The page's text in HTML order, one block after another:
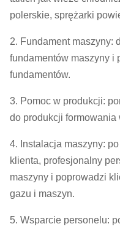
polerskie, sprężarki
2. Fundament maszyny:
fundamentów maszyny i
fundamentów.
3. Pomoc w produkcji:
do produkcji formowania
4. Instalacja maszyny:
klienta, profesjonalny
maszyny i poprowadzi
gazu i maszyn.
5. Wsparcie personelu: